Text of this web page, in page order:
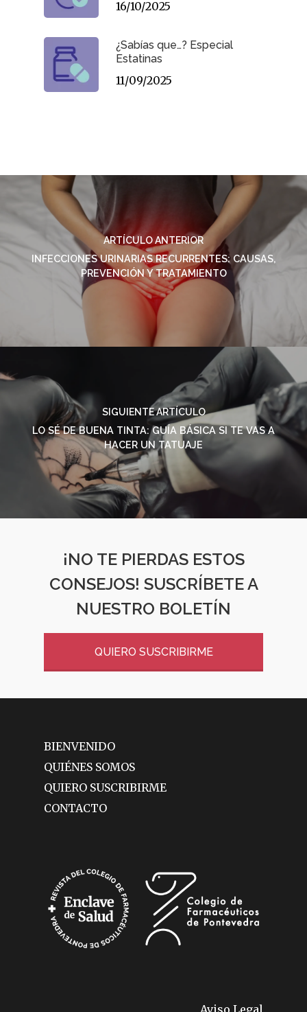
16/10/2025
¿Sabías que…? Especial
Estatinas
11/09/2025
ARTÍCULO ANTERIOR
INFECCIONES URINARIAS RECURRENTES: CAUSAS,
PREVENCIÓN Y TRATAMIENTO
SIGUIENTE ARTÍCULO
LO SÉ DE BUENA TINTA: GUÍA BÁSICA SI TE VAS A
HACER UN TATUAJE
¡NO TE PIERDAS ESTOS
CONSEJOS! SUSCRÍBETE A
NUESTRO BOLETÍN
QUIERO SUSCRIBIRME
BIENVENIDO
QUIÉNES SOMOS
QUIERO SUSCRIBIRME
CONTACTO